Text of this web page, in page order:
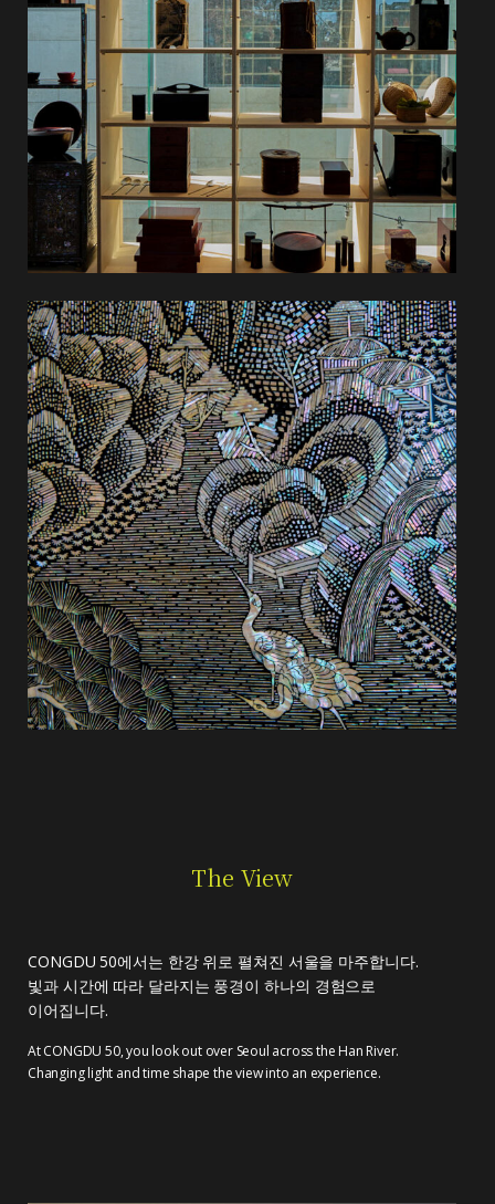
The View
CONGDU 50에서는 한강 위로 펼쳐진 서울을 마주합니다.
빛과 시간에 따라 달라지는 풍경이 하나의 경험으로
이어집니다.
At CONGDU 50, you look out over Seoul across the Han River.
Changing light and time shape the view into an experience.